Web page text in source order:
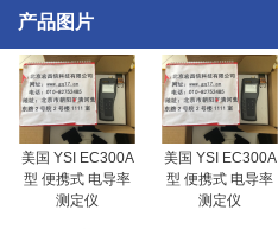
产品图片
美国 YSI EC300A
型 便携式 电导率
测定仪
美国 YSI EC300A
型 便携式 电导率
测定仪